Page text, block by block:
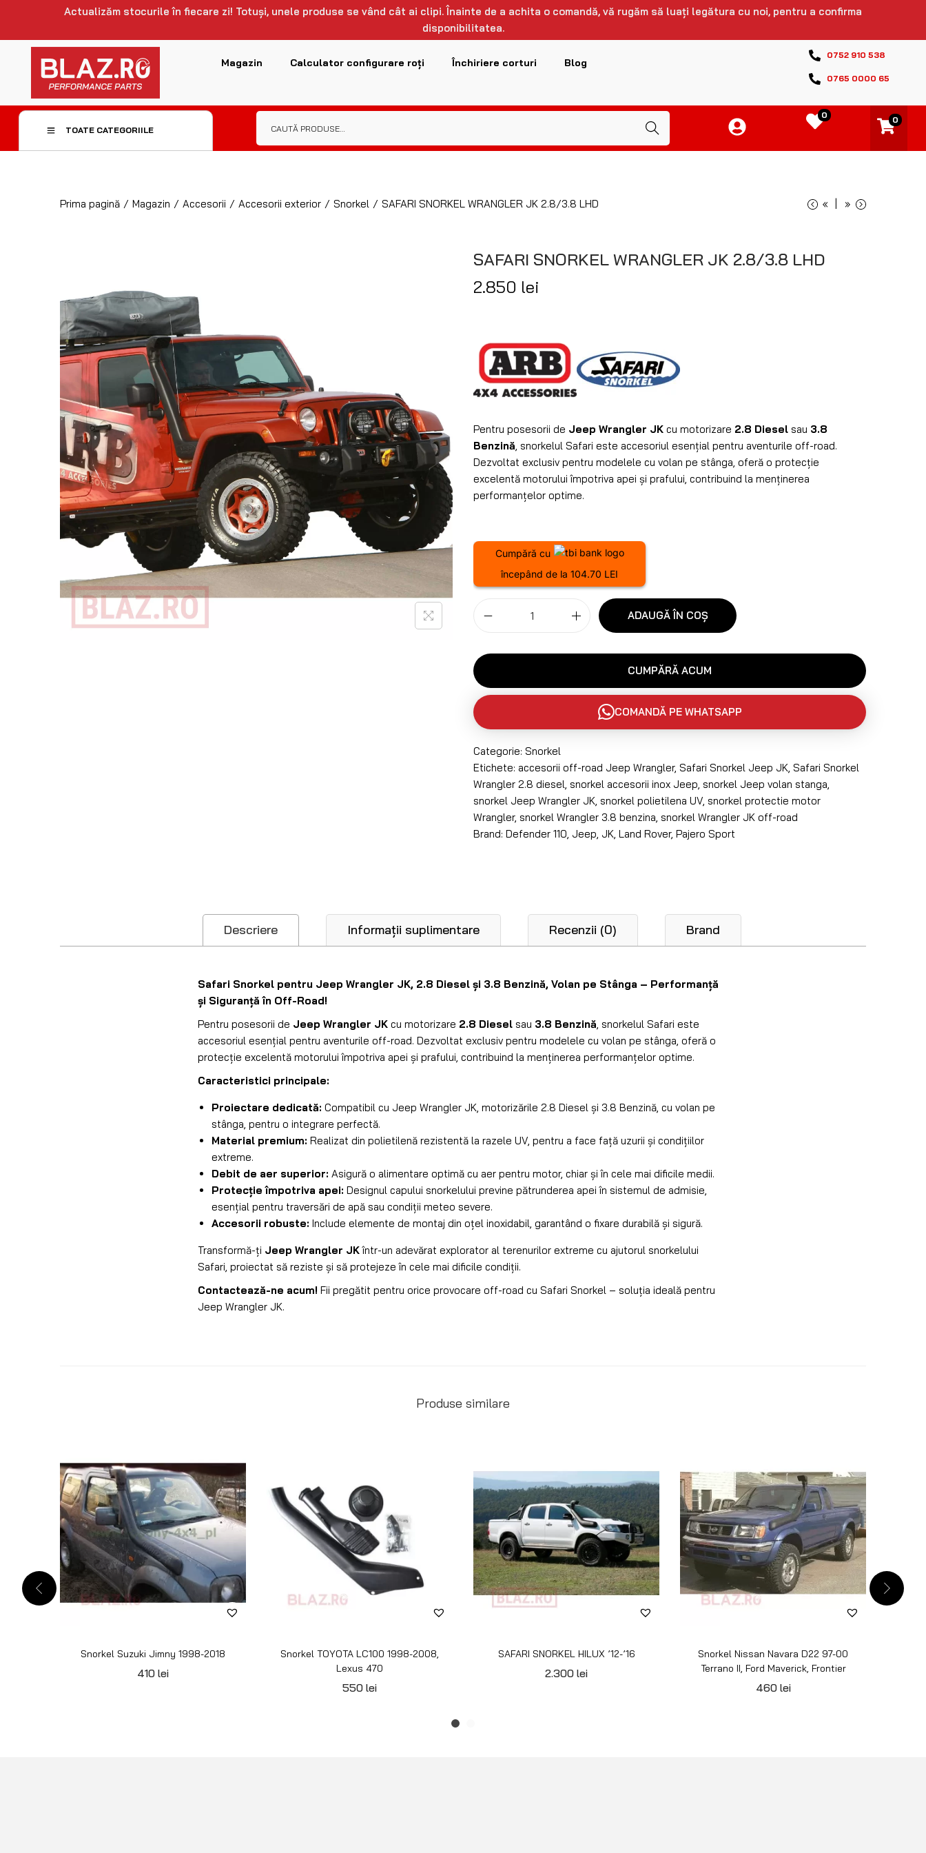
Actualizăm stocurile în fiecare zi! Totuși, unele produse se vând cât ai clipi. Înainte de a achita o comandă, vă rugăm să luați legătura cu noi, pentru a confirma
disponibilitatea.
Magazin Calculator configurare roți Închiriere corturi Blog
0752 910 538
0765 0000 65
TOATE CATEGORIILE Caută
0 0
Prima pagină / Magazin / Accesorii / Accesorii exterior / Snorkel / SAFARI SNORKEL WRANGLER JK 2.8/3.8 LHD « »
SAFARI SNORKEL WRANGLER JK 2.8/3.8 LHD
2.850 lei
Pentru posesorii de Jeep Wrangler JK cu motorizare 2.8 Diesel sau 3.8
Benzină, snorkelul Safari este accesoriul esențial pentru aventurile off-road.
Dezvoltat exclusiv pentru modelele cu volan pe stânga, oferă o protecție
excelentă motorului împotriva apei și prafului, contribuind la menținerea
performanțelor optime.
Cumpără cu
începând de la 104.70 LEI
ADAUGĂ ÎN COȘ
CUMPĂRĂ ACUM
COMANDĂ PE WHATSAPP
Categorie: Snorkel
Etichete: accesorii off-road Jeep Wrangler, Safari Snorkel Jeep JK, Safari Snorkel
Wrangler 2.8 diesel, snorkel accesorii inox Jeep, snorkel Jeep volan stanga,
snorkel Jeep Wrangler JK, snorkel polietilena UV, snorkel protectie motor
Wrangler, snorkel Wrangler 3.8 benzina, snorkel Wrangler JK off-road
Brand: Defender 110, Jeep, JK, Land Rover, Pajero Sport
Descriere Informații suplimentare Recenzii (0) Brand
Safari Snorkel pentru Jeep Wrangler JK, 2.8 Diesel și 3.8 Benzină, Volan pe Stânga – Performanță
și Siguranță în Off-Road!
Pentru posesorii de Jeep Wrangler JK cu motorizare 2.8 Diesel sau 3.8 Benzină, snorkelul Safari este
accesoriul esențial pentru aventurile off-road. Dezvoltat exclusiv pentru modelele cu volan pe stânga, oferă o
protecție excelentă motorului împotriva apei și prafului, contribuind la menținerea performanțelor optime.
Caracteristici principale:
Proiectare dedicată: Compatibil cu Jeep Wrangler JK, motorizările 2.8 Diesel și 3.8 Benzină, cu volan pe
stânga, pentru o integrare perfectă.
Material premium: Realizat din polietilenă rezistentă la razele UV, pentru a face față uzurii și condițiilor
extreme.
Debit de aer superior: Asigură o alimentare optimă cu aer pentru motor, chiar și în cele mai dificile medii.
Protecție împotriva apei: Designul capului snorkelului previne pătrunderea apei în sistemul de admisie,
esențial pentru traversări de apă sau condiții meteo severe.
Accesorii robuste: Include elemente de montaj din oțel inoxidabil, garantând o fixare durabilă și sigură.
Transformă-ți Jeep Wrangler JKîntr-un adevărat explorator al terenurilor extreme cu ajutorul snorkelului
Safari, proiectat să reziste și să protejeze în cele mai dificile condiții.
Contactează-ne acum! Fii pregătit pentru orice provocare off-road cu Safari Snorkel – soluția ideală pentru
Jeep Wrangler JK.
Produse similare
Snorkel Suzuki Jimny 1998-2018
410 lei
Snorkel TOYOTA LC100 1998-2008,
Lexus 470
550 lei
SAFARI SNORKEL HILUX ’12-’16
2.300 lei
Snorkel Nissan Navara D22 97-00
Terrano II, Ford Maverick, Frontier
460 lei